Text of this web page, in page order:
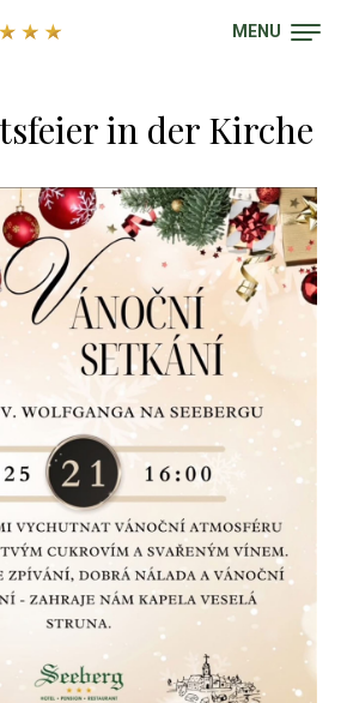
MENU
in der Kirche